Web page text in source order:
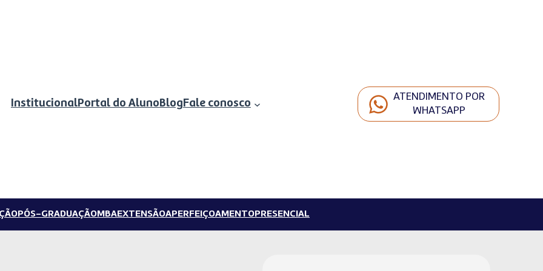
InstitucionalPortal do AlunoBlogFale conosco
ATENDIMENTO POR
WHATSAPP
PÓS-GRADUAÇÃOMBAEXTENSÃOAPERFEIÇOAMENTOPRESENCIAL